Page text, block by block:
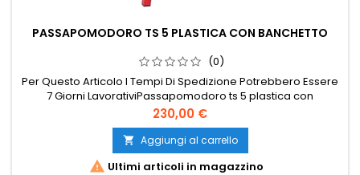
PASSAPOMODORO TS 5 PLASTICA CON BANCHETTO
(0)
Per Questo Articolo I Tempi Di Spedizione Potrebbero Essere
7 Giorni LavorativiPassapomodoro ts 5 plastica con
banchetto
Prezzo
230,00 €
 Aggiungi al carrello
 Ultimi articoli in magazzino